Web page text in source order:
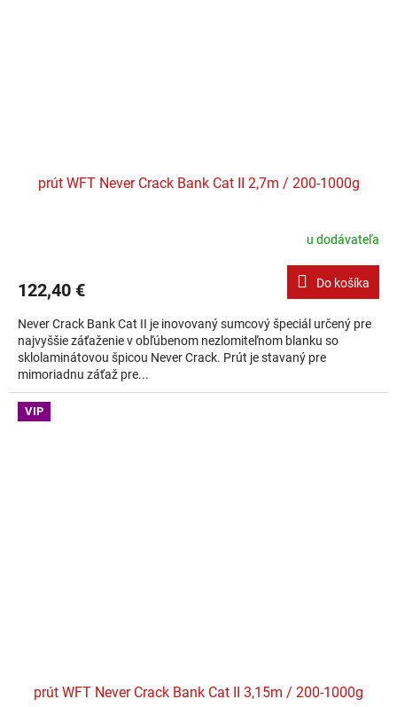
prút WFT Never Crack Bank Cat II 2,7m / 200-1000g
u dodávateľa
122,40 € Do košíka
Never Crack Bank Cat II je inovovaný sumcový špeciál určený pre
najvyššie záťaženie v obľúbenom nezlomiteľnom blanku so
sklolaminátovou špicou Never Crack. Prút je stavaný pre
mimoriadnu záťaž pre...
VIP
prút WFT Never Crack Bank Cat II 3,15m / 200-1000g